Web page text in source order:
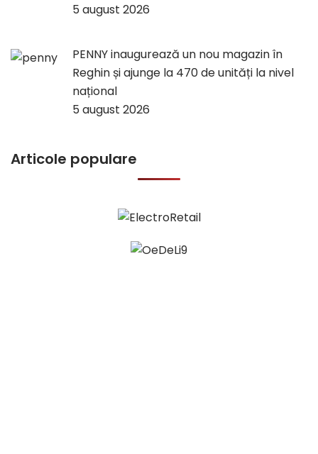
5 august 2026
PENNY inaugurează un nou magazin în
Reghin și ajunge la 470 de unități la nivel
național
5 august 2026
Articole populare